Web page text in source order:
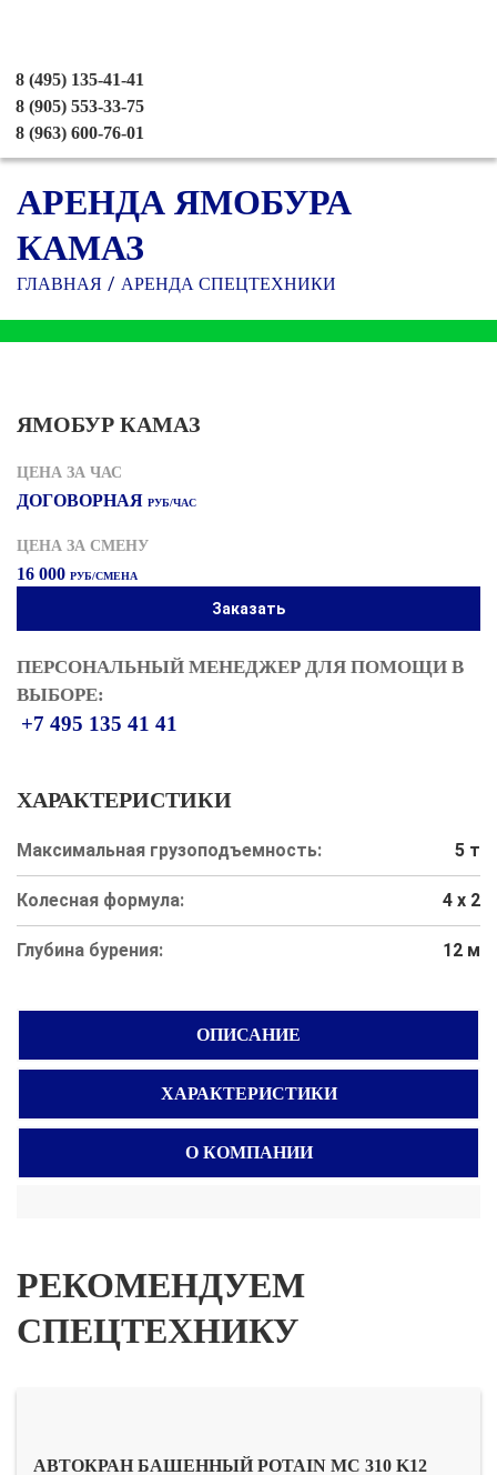
8 (495) 135-41-41
8 (905) 553-33-75
8 (963) 600-76-01
АРЕНДА ЯМОБУРА
КАМАЗ
ГЛАВНАЯ АРЕНДА СПЕЦТЕХНИКИ
ЯМОБУР КАМАЗ
ЦЕНА ЗА ЧАС
ДОГОВОРНАЯ РУБ/ЧАС
ЦЕНА ЗА СМЕНУ
16 000 РУБ/СМЕНА
Заказать
ПЕРСОНАЛЬНЫЙ МЕНЕДЖЕР ДЛЯ ПОМОЩИ В
ВЫБОРЕ:
+7 495 135 41 41
ХАРАКТЕРИСТИКИ
Максимальная грузоподъемность: 5 т
Колесная формула: 4 х 2
Глубина бурения: 12 м
ОПИСАНИЕ
ХАРАКТЕРИСТИКИ
О КОМПАНИИ
РЕКОМЕНДУЕМ
СПЕЦТЕХНИКУ
АВТОКРАН БАШЕННЫЙ POTAIN MC 310 K12